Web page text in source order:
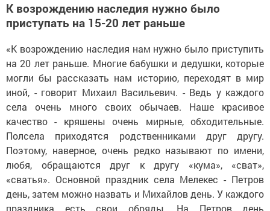
К возрождению наследия нужно было
приступать на 15-20 лет раньше
«К возрождению наследия нам нужно было приступить
на 20 лет раньше. Многие бабушки и дедушки, которые
могли бы рассказать нам историю, переходят в мир
иной, - говорит Михаил Васильевич. - Ведь у каждого
села очень много своих обычаев. Наше красивое
качество - кряшены очень мирные, обходительные.
Полсела приходятся родственниками друг другу.
Поэтому, наверное, очень редко называют по имени,
любя, обращаются друг к другу «кума», «сват»,
«сватья». Основной праздник села Мелекес - Петров
день, затем можно назвать и Михайлов день. У каждого
праздника есть свои обряды. На Петров день